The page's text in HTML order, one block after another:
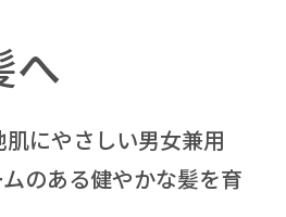
へ
にやさしい男女兼用
のある健やかな髪を育